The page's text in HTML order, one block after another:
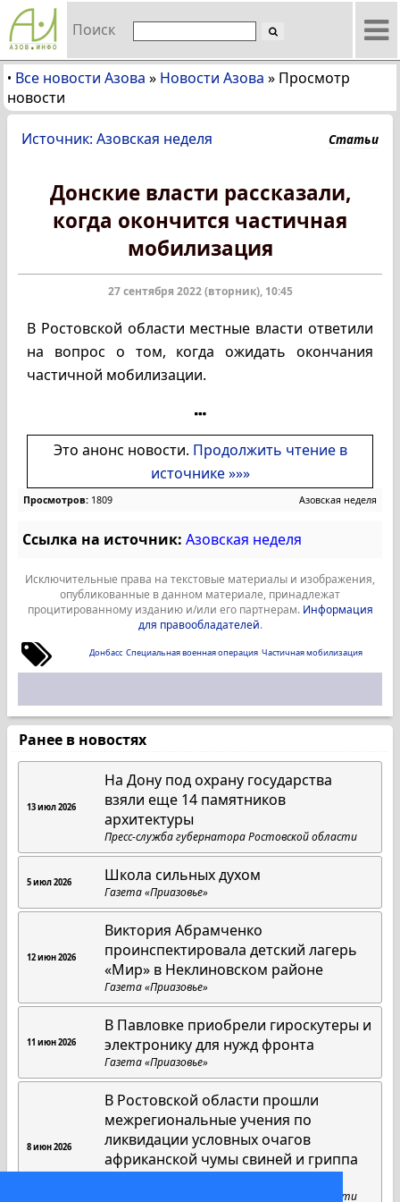
Поиск
• Все новости Азова » Новости Азова » Просмотр
новости
Источник: Азовская неделя Статьи
Донские власти рассказали,
когда окончится частичная
мобилизация
27 сентября 2022 (вторник), 10:45
В Ростовской области местные власти ответили
на вопрос о том, когда ожидать окончания
частичной мобилизации.
Это анонс новости. Продолжить чтение в
источнике »»»
Просмотров: 1809 Азовская неделя
Ссылка на источник: Азовская неделя
Исключительные права на текстовые материалы и изображения,
опубликованные в данном материале, принадлежат
процитированному изданию и/или его партнерам. Информация
для правообладателей.
Донбасс Специальная военная операция Частичная мобилизация
Ранее в новостях
13 июл 2026
На Дону под охрану государства
взяли еще 14 памятников
архитектуры
Пресс-служба губернатора Ростовской области
5 июл 2026 Школа сильных духом
Газета «Приазовье»
12 июн 2026
Виктория Абрамченко
проинспектировала детский лагерь
«Мир» в Неклиновском районе
Газета «Приазовье»
11 июн 2026
В Павловке приобрели гироскутеры и
электронику для нужд фронта
Газета «Приазовье»
8 июн 2026
В Ростовской области прошли
межрегиональные учения по
ликвидации условных очагов
африканской чумы свиней и гриппа
Пресс-служба губернатора Ростовской области